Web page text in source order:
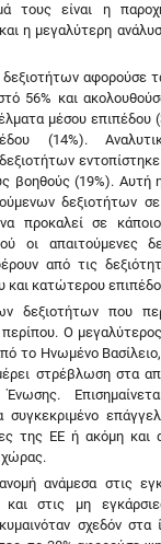
τους είναι η
η μεγαλύτερη
αφορούσε
56% και
μέσου επιπέδου
(14%).
βοηθούς (19%).
δεξιοτήτων
προκαλεί σε
οι απαιτούμενες
από τις
και κατώτερου
δεξιοτήτων που
περίπου. Ο
το Ηνωμένο
στρέβλωση στα
συγκεκριμένο
της ΕΕ ή ακόμη και
χώρας.
ανάμεσα στις
στις μη
σχεδόν στα